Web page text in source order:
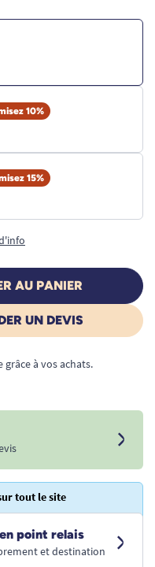
10%
15%
AU PANIER
UN DEVIS
à vos achats.
tout le site
point relais
et destination